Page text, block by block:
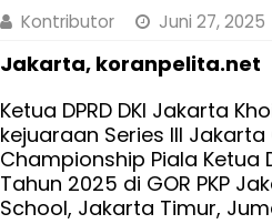
Kontributor Juni 27, 2025
Jakarta, koranpelita.net
Ketua DPRD DKI Jakarta
kejuaraan Series III Jakarta
Championship Piala Ketua
Tahun 2025 di GOR PKP
School, Jakarta Timur,